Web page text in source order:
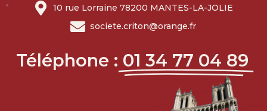
10 rue Lorraine 78200 MANTES-LA-JOLIE
societe.criton@orange.fr
Téléphone : 01 34 77 04 89